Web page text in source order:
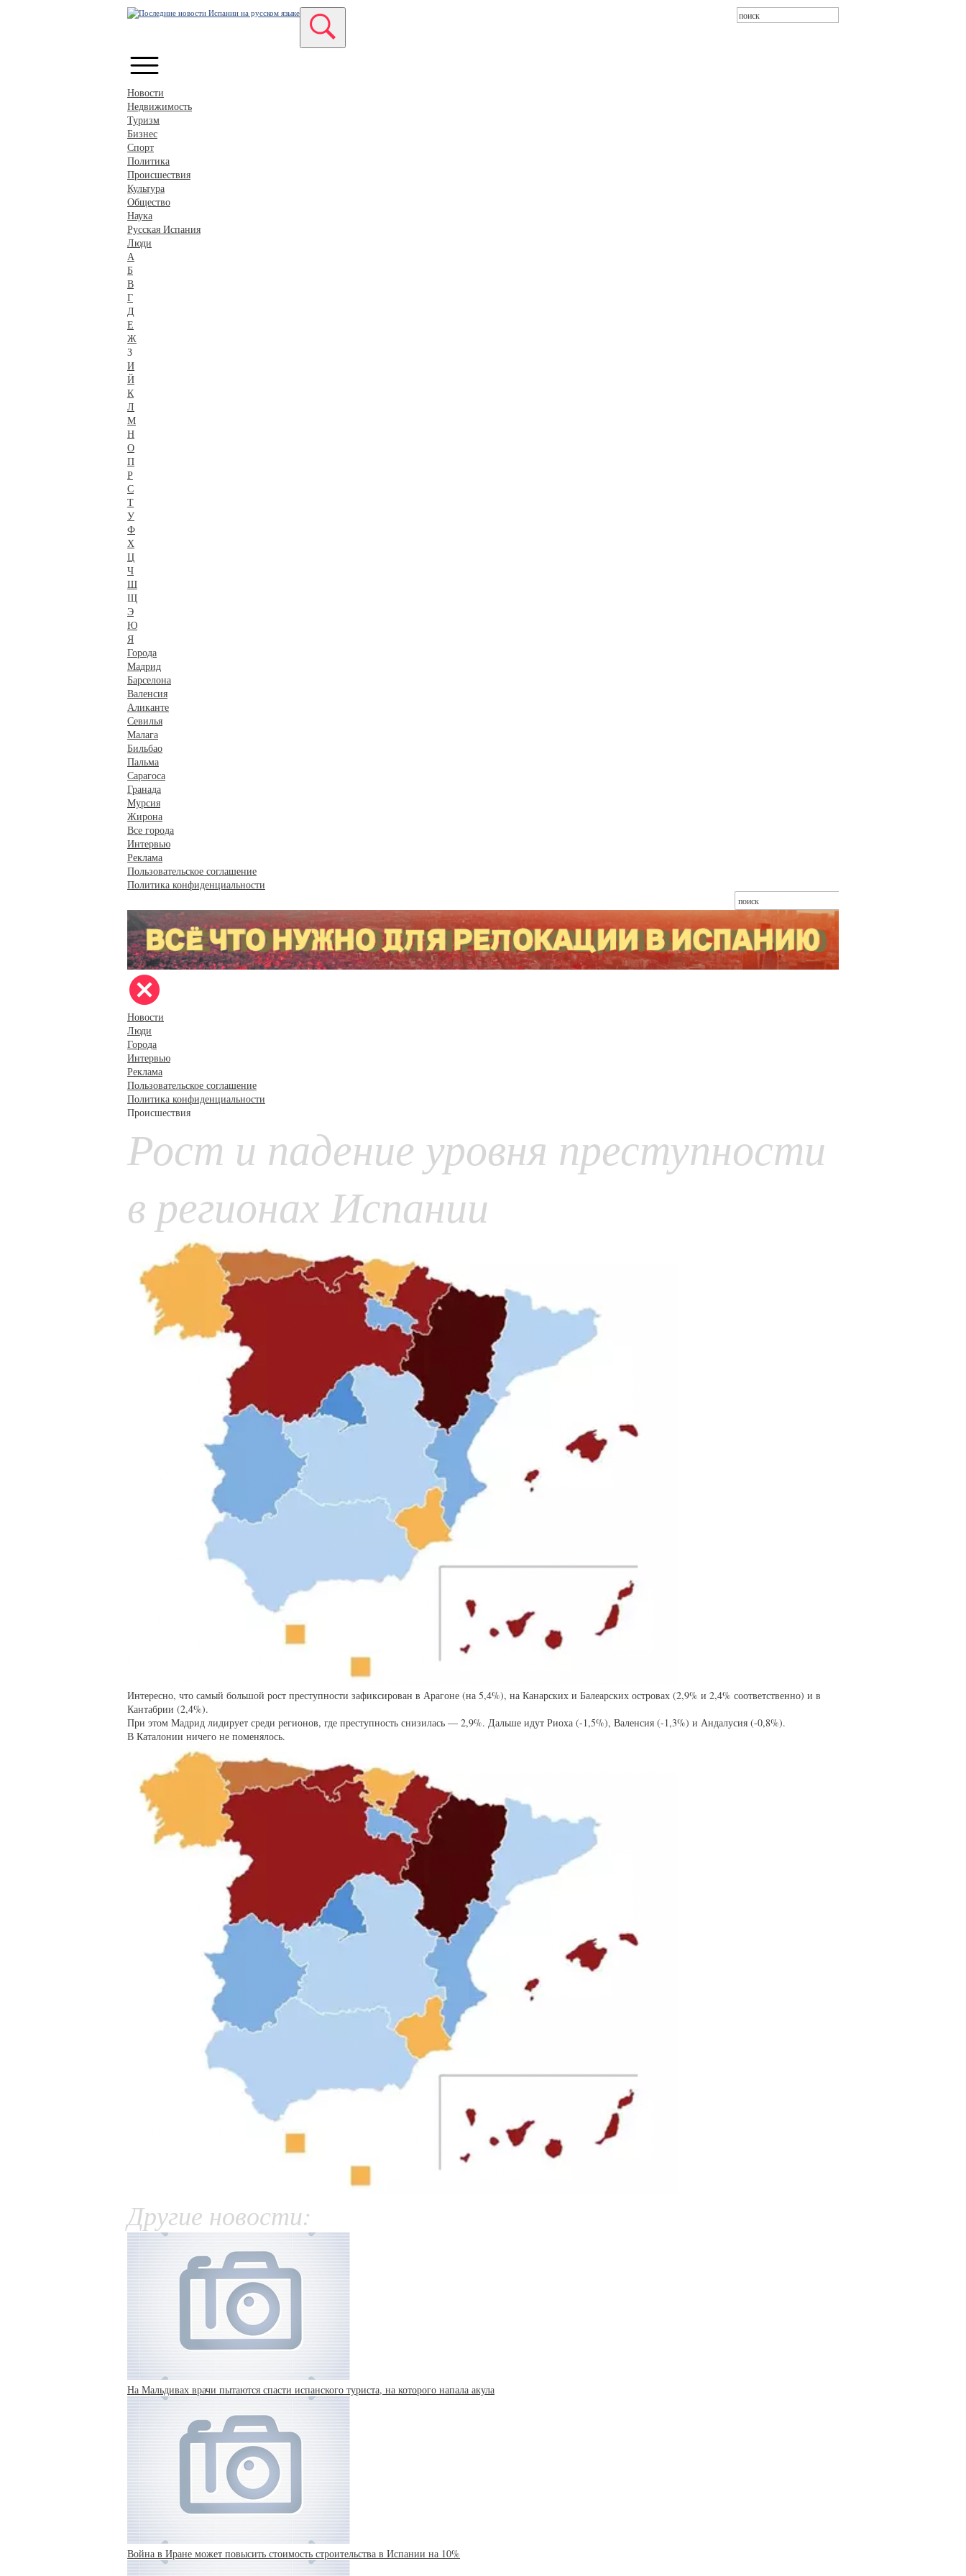
Новости
Недвижимость
Туризм
Бизнес
Спорт
Политика
Происшествия
Культура
Общество
Наука
Русская Испания
Люди
А
Б
В
Г
Д
Е
Ж
З
И
Й
К
Л
М
Н
О
П
Р
С
Т
У
Ф
Х
Ц
Ч
Ш
Щ
Э
Ю
Я
Города
Мадрид
Барселона
Валенсия
Аликанте
Севилья
Малага
Бильбао
Пальма
Сарагоса
Гранада
Мурсия
Жирона
Все города
Интервью
Реклама
Пользовательское соглашение
Политика конфиденциальности
Новости
Люди
Города
Интервью
Реклама
Пользовательское соглашение
Политика конфиденциальности
Происшествия
Рост и падение уровня преступности
в регионах Испании
Интересно, что самый большой рост преступности зафиксирован в Арагоне (на 5,4%), на Канарских и Балеарских островах (2,9% и 2,4% соответственно) и в
Кантабрии (2,4%).
При этом Мадрид лидирует среди регионов, где преступность снизилась — 2,9%. Дальше идут Риоха (-1,5%), Валенсия (-1,3%) и Андалусия (-0,8%).
В Каталонии ничего не поменялось.
Другие новости:
На Мальдивах врачи пытаются спасти испанского туриста, на которого напала акула
Война в Иране может повысить стоимость строительства в Испании на 10%